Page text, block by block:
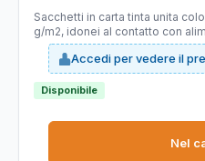
Sacchetti in carta tinta unita
g/m2, idonei al contatto con
Accedi per vedere il
Disponibile
Nel